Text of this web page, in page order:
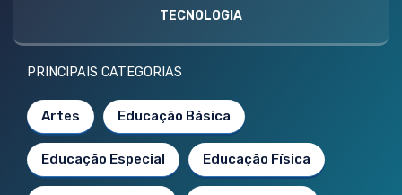
TECNOLOGIA
PRINCIPAIS CATEGORIAS
Artes Educação Básica
Educação Especial Educação Física